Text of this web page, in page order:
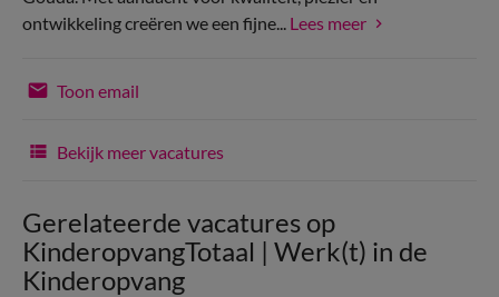
ontwikkeling creëren we een fijne... Lees meer
Toon email
Bekijk meer vacatures
Gerelateerde vacatures op
KinderopvangTotaal | Werk(t) in de
Kinderopvang